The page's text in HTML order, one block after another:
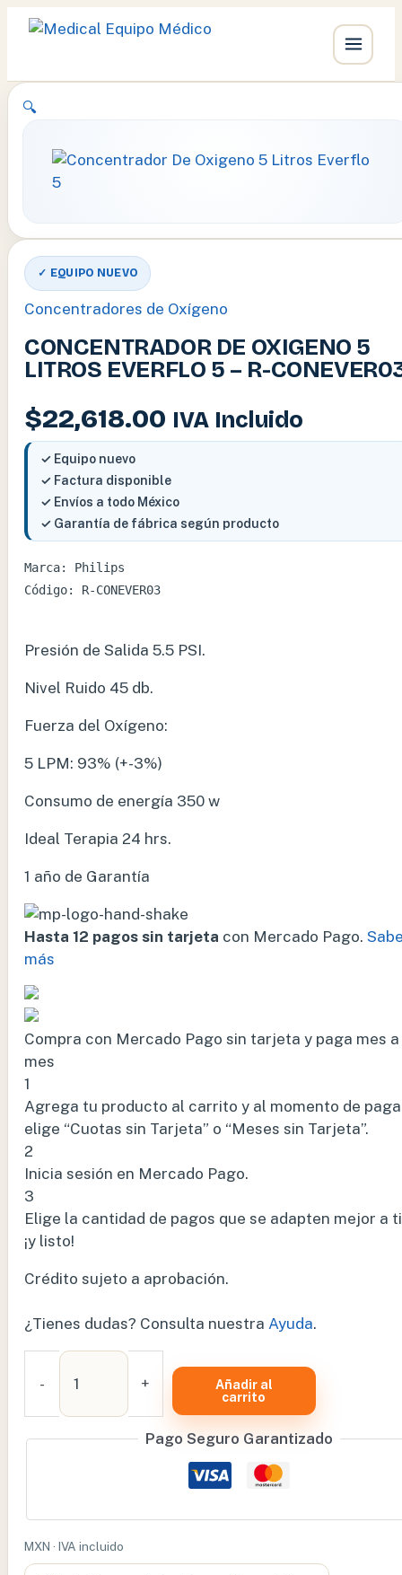
Ir
🔍
✓ EQUIPO NUEVO
Concentradores de Oxígeno
CONCENTRADOR DE OXIGENO 5
LITROS EVERFLO 5 – R-
$22,618.00 IVA Incluido
✓ Equipo nuevo
✓ Factura disponible
✓ Envíos a todo México
✓ Garantía de fábrica según producto
Marca: Philips
Código: R-CONEVER03
Presión de Salida 5.5 PSI.
Nivel Ruido 45 db.
Fuerza del Oxígeno:
5 LPM: 93% (+-3%)
Consumo de energía 350 w
Ideal Terapia 24 hrs.
1 año de Garantía
Hasta 12 pagos sin tarjeta con Mercado Pago.
más
Compra con Mercado Pago sin tarjeta y paga mes a
mes
1
Agrega tu producto al carrito y al momento de
elige “Cuotas sin Tarjeta” o “Meses sin Tarjeta”.
2
Inicia sesión en Mercado Pago.
3
Elige la cantidad de pagos que se adapten mejor a ti
¡y listo!
Crédito sujeto a aprobación.
¿Tienes dudas? Consulta nuestra Ayuda.
-
CONCENTRADOR
DE
OXIGENO
–
R-
CONEVER03
+
Añadir al
carrito
Pago Seguro Garantizado
MXN · IVA incluido